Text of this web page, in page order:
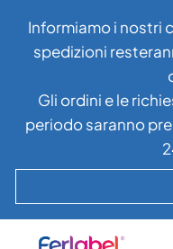
contenuto
Informiamo i nostri
spedizioni
Gli ordini e le
periodo saranno